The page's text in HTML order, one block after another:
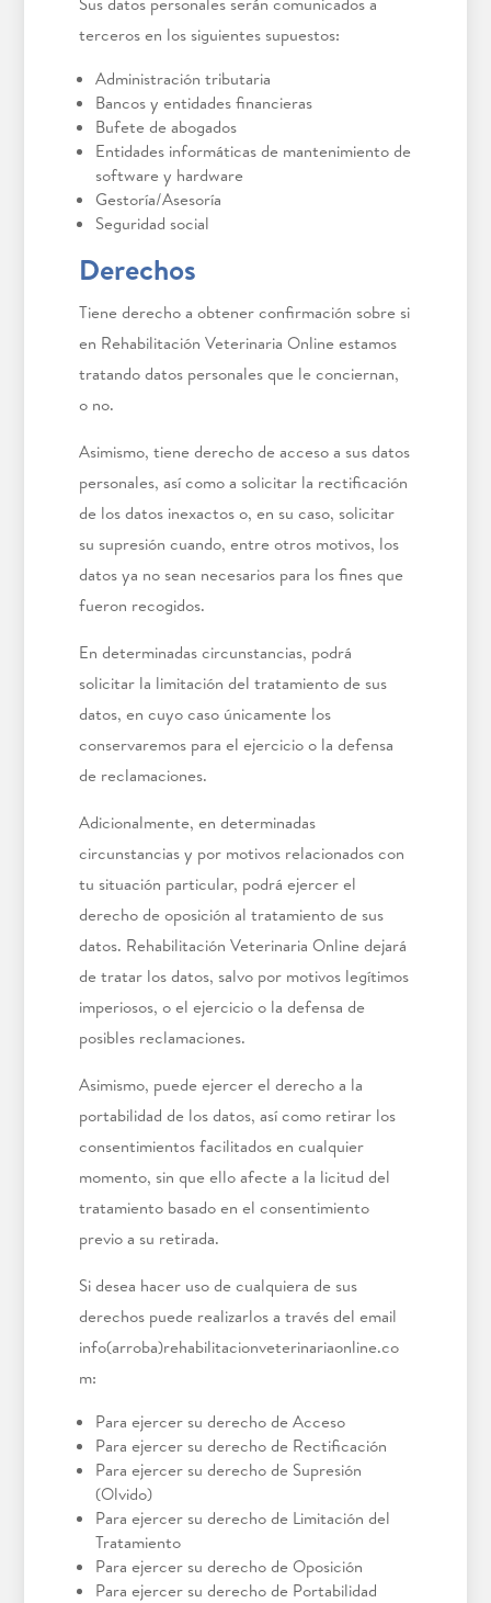
terceros en los siguientes supuestos:
Administración tributaria
Bancos y entidades financieras
Bufete de abogados
Entidades informáticas de mantenimiento de
software y hardware
Gestoría/Asesoría
Seguridad social
Derechos
Tiene derecho a obtener confirmación sobre si
en Rehabilitación Veterinaria Online estamos
tratando datos personales que le conciernan,
o no.
Asimismo, tiene derecho de acceso a sus datos
personales, así como a solicitar la rectificación
de los datos inexactos o, en su caso, solicitar
su supresión cuando, entre otros motivos, los
datos ya no sean necesarios para los fines que
fueron recogidos.
En determinadas circunstancias, podrá
solicitar la limitación del tratamiento de sus
datos, en cuyo caso únicamente los
conservaremos para el ejercicio o la defensa
de reclamaciones.
Adicionalmente, en determinadas
circunstancias y por motivos relacionados con
tu situación particular, podrá ejercer el
derecho de oposición al tratamiento de sus
datos. Rehabilitación Veterinaria Online dejará
de tratar los datos, salvo por motivos legítimos
imperiosos, o el ejercicio o la defensa de
posibles reclamaciones.
Asimismo, puede ejercer el derecho a la
portabilidad de los datos, así como retirar los
consentimientos facilitados en cualquier
momento, sin que ello afecte a la licitud del
tratamiento basado en el consentimiento
previo a su retirada.
Si desea hacer uso de cualquiera de sus
derechos puede realizarlos a través del email
info(arroba)rehabilitacionveterinariaonline.co
m:
Para ejercer su derecho de Acceso
Para ejercer su derecho de Rectificación
Para ejercer su derecho de Supresión
(Olvido)
Para ejercer su derecho de Limitación del
Tratamiento
Para ejercer su derecho de Oposición
Para ejercer su derecho de Portabilidad